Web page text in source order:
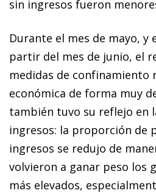
sin ingresos fueron
Durante el mes de mayo, y
partir del mes de junio, el
medidas de confinamiento
económica de forma muy
también tuvo su reflejo en
ingresos: la proporción de
ingresos se redujo de
volvieron a ganar peso los
más elevados,